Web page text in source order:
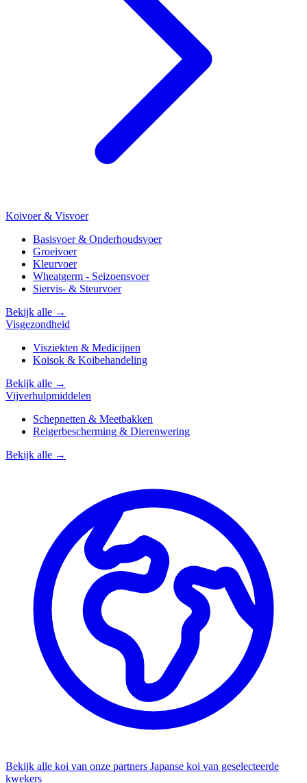
Koivoer & Visvoer
Basisvoer & Onderhoudsvoer
Groeivoer
Kleurvoer
Wheatgerm - Seizoensvoer
Siervis- & Steurvoer
Bekijk alle →
Visgezondheid
Visziekten & Medicijnen
Koisok & Koibehandeling
Bekijk alle →
Vijverhulpmiddelen
Schepnetten & Meetbakken
Reigerbescherming & Dierenwering
Bekijk alle →
Bekijk alle koi van onze partners Japanse koi van geselecteerde
kwekers